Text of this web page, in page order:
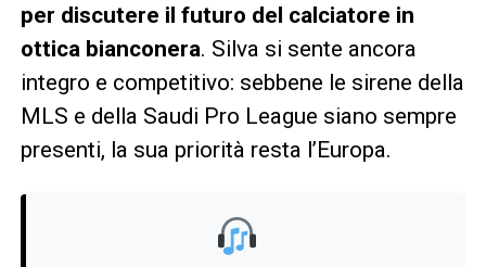
per discutere il futuro del calciatore in
ottica bianconera. Silva si sente ancora
integro e competitivo: sebbene le sirene della
MLS e della Saudi Pro League siano sempre
presenti, la sua priorità resta l’Europa.